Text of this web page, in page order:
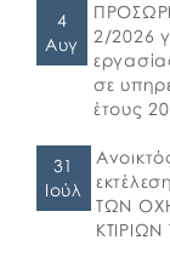
4
Αυγ
2/2026
σε
έτους
31
Ιούλ
ΤΩΝ